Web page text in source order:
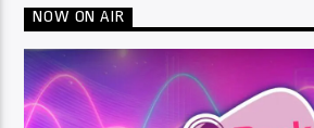
NOW ON AIR